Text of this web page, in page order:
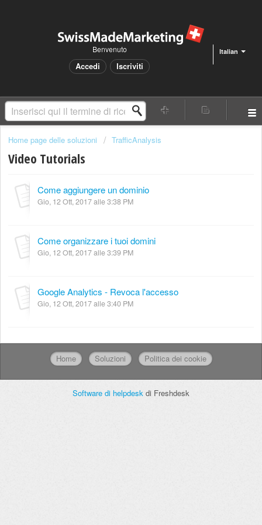
Italian
Benvenuto
Accedi Iscriviti
Home page delle soluzioni TrafficAnalysis
Video Tutorials
Come aggiungere un dominio
Gio, 12 Ott, 2017 alle 3:38 PM
Come organizzare i tuoi domini
Gio, 12 Ott, 2017 alle 3:39 PM
Google Analytics - Revoca l'accesso
Gio, 12 Ott, 2017 alle 3:40 PM
Home Soluzioni Politica dei cookie
Software di helpdesk di Freshdesk